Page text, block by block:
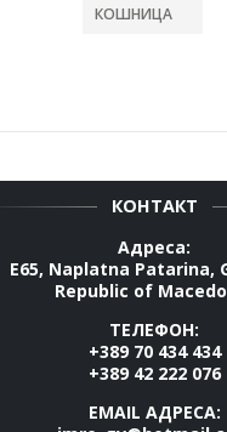
КОШНИЦА
КОНТАКТ
Адреса:
E65, Naplatna Patarina,
Republic of
ТЕЛЕФОН:
+389 70 434 434
+389 42 222 076
EMAIL АДРЕСА: